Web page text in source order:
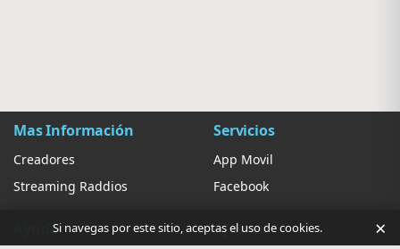
Mas Información
Creadores
Streaming Raddios
Servicios
App Movil
Facebook
Ayuda Ajustes
Si navegas por este sitio, aceptas el uso de cookies. ×